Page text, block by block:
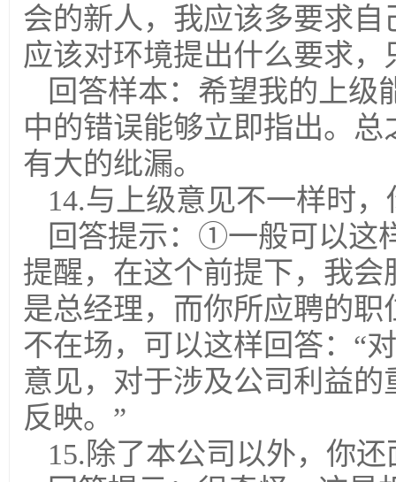
会的新人，我应该多要求
应该对环境提出什么要求
回答样本：希望我的上级
中的错误能够立即指出。
有大的纰漏。
14.与上级意见不一样时
回答提示：①一般可以这
提醒，在这个前提下，我
是总经理，而你所应聘的
不在场，可以这样回答：“
意见，对于涉及公司利益
反映。”
15.除了本公司以外，你